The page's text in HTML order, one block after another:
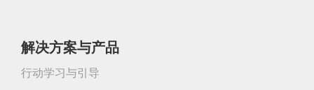
解决方案与产品
行动学习与引导